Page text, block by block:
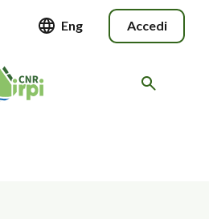
Eng Accedi